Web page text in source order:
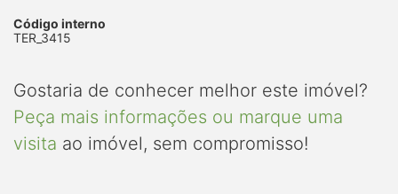
Código interno
TER_3415
Gostaria de conhecer melhor este imóvel?
Peça mais informações ou marque uma
visita ao imóvel, sem compromisso!